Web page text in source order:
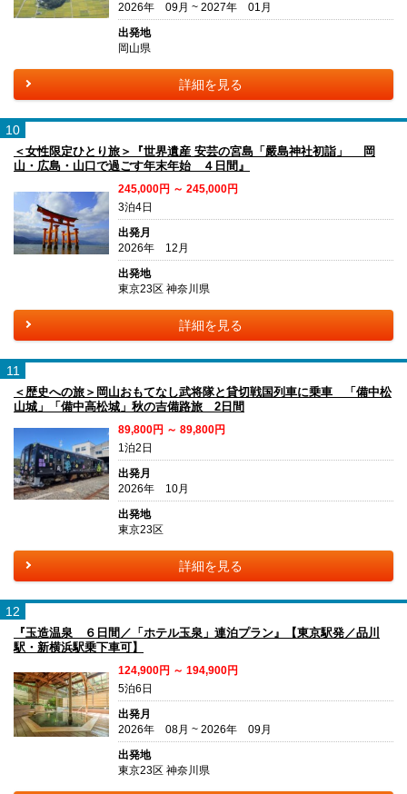
2026年 09月 ~ 2027年 01月
出発地
岡山県
詳細を見る
10
＜女性限定ひとり旅＞『世界遺産 安芸の宮島「嚴島神社初詣」 岡
山・広島・山口で過ごす年末年始 ４日間』
245,000円 ～ 245,000円
3泊4日
出発月
2026年 12月
出発地
東京23区 神奈川県
詳細を見る
11
＜歴史への旅＞岡山おもてなし武将隊と貸切戦国列車に乗車 「備中松
山城」「備中高松城」秋の吉備路旅 2日間
89,800円 ～ 89,800円
1泊2日
出発月
2026年 10月
出発地
東京23区
詳細を見る
12
『玉造温泉 ６日間／「ホテル玉泉」連泊プラン』【東京駅発／品川
駅・新横浜駅乗下車可】
124,900円 ～ 194,900円
5泊6日
出発月
2026年 08月 ~ 2026年 09月
出発地
東京23区 神奈川県